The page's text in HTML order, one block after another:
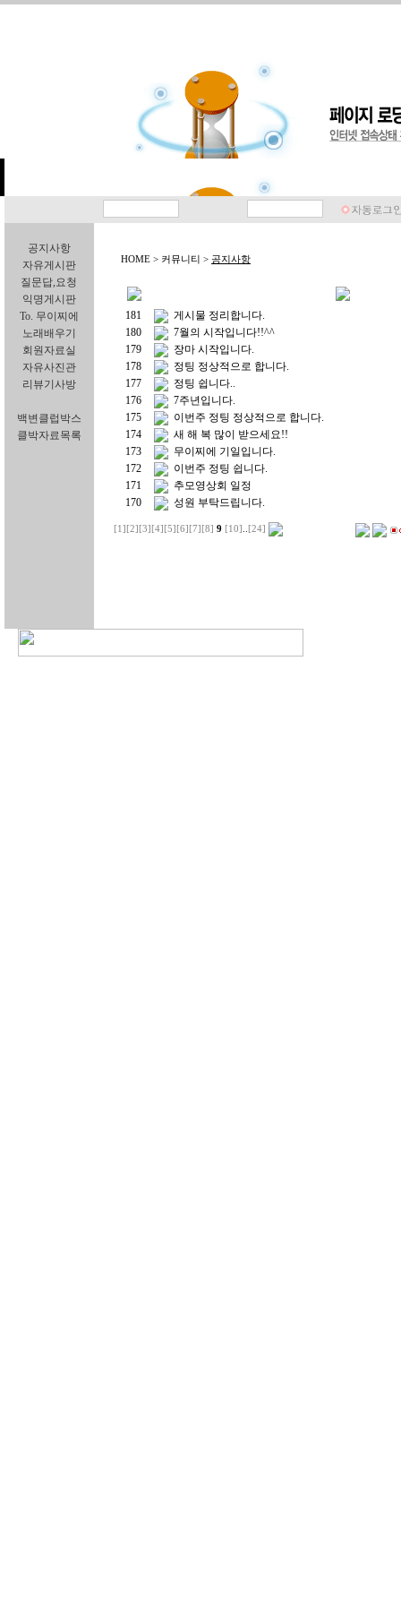
공지사항
자유게시판
질문답,요청
익명게시판
To. 무이찌에
노래배우기
회원자료실
자유사진관
리뷰기사방
백변클럽박스
클박자료목록
HOME > 커뮤니티 > 공지사항
181
게시물 정리합니다.
180
7월의 시작입니다!!^^
179
장마 시작입니다.
178
정팅 정상적으로 합니다.
177
정팅 쉽니다..
176
7주년입니다.
175
이번주 정팅 정상적으로 합니다.
174
새 해 복 많이 받으세요!!
173
무이찌에 기일입니다.
172
이번주 정팅 쉽니다.
171
추모영상회 일정
170
성원 부탁드립니다.
[1] [2] [3] [4] [5] [6] [7] [8] 9 [10] [24]